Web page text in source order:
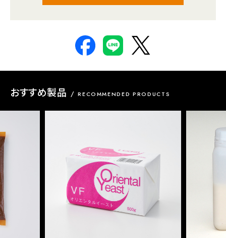
おすすめ製品 RECOMMENDED PRODUCTS